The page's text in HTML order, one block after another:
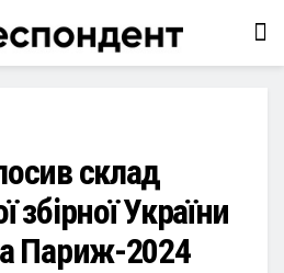
склад
збірної України
Париж-2024